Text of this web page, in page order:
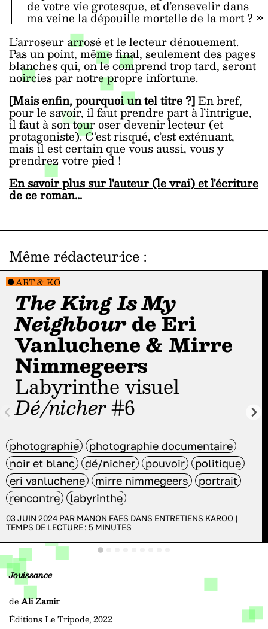
de votre vie grotesque, et d’ensevelir dans
ma veine la dépouille mortelle de la mort ? »
L’arroseur arrosé et le lecteur dénouement.
Pas un point, même final, seulement des pages
blanches qui, on le comprend trop tard, seront
noircies par notre propre infortune.
[Mais enfin, pourquoi un tel titre ?]En bref,
pour le savoir, il faut prendre part à l’intrigue,
il faut à son tour oser devenir lecteur (et
protagoniste). C’est risqué, c’est exténuant,
mais il est certain que vous aussi, vous y
prendrez votre pied !
En savoir plus sur l'auteur (le vrai) et l'écriture
de ce roman...
Même rédacteur·ice :
ART & KO
The King Is My
Neighbourde Eri
Vanluchene & Mirre
Nimmegeers
Labyrinthe visuel
Dé/nicher#6
photographie
photographie documentaire
noir et blanc
dé/nicher pouvoir
politique
eri vanluchene
mirre nimmegeers
portrait
rencontre
labyrinthe
03 JUIN 2024 PAR MANON FAES DANS ENTRETIENS KAROO |
TEMPS DE LECTURE : 5 MINUTES
Jouissance
deAli Zamir
Éditions Le Tripode, 2022